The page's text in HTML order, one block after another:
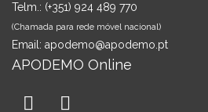
Telm.: (+351) 924 489 770
(Chamada para rede móvel nacional)
Email: apodemo@apodemo.pt
APODEMO Online